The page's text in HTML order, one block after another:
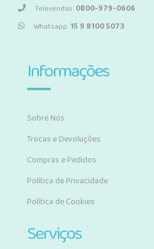
Televendas:0800-979-0606
Whatsapp:15 9 8100 5073
Informações
Sobre Nós
Trocas e Devoluções
Compras e Pedidos
Política de Privacidade
Política de Cookies
Serviços